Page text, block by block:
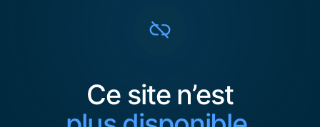
Ce site n’est